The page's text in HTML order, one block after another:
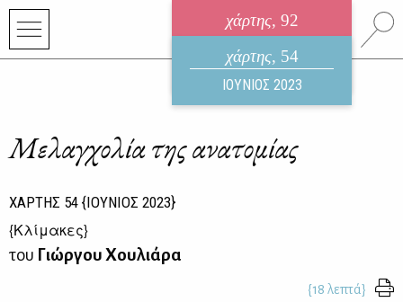
χάρτης, 92
ηλεκτρονικό περιοδικό
ΑΥΓΟΥΣΤΟΣ 2026
χάρτης, 54
ΙΟΥΝΙΟΣ 2023
Μελαγχολία της ανατομίας
ΧΑΡΤΗΣ 54 {ΙΟΥΝΙΟΣ 2023}
{Κλίμακες}
του Γιώργου Χουλιάρα
{18 λεπτά}